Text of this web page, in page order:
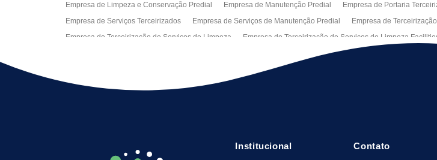
Empresa de Limpeza e Conservação Predial
Empresa de Manutenção Predial Empresa de Portaria
Empresa de Serviços Terceirizados
Empresa de Serviços de Manutenção Predial Empresa de
Empresa de Terceirização de Serviços de Limpeza
Empresa de Terceirização de Serviços de Limpeza
Empresas de Manutenção Predial Rj
Limpeza de Fachadas de Predios
Serviço de Limpeza Empresarial
Serviço de Limpeza Predial
Institucional Contato